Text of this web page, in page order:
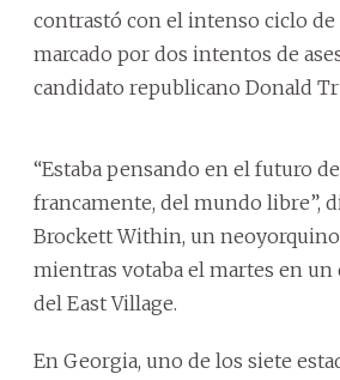
contrastó con el intenso ciclo de
marcado por dos intentos de
candidato republicano Donald
“Estaba pensando en el futuro
francamente, del mundo libre”,
Brockett Within, un neoyorquino
mientras votaba el martes en
del East Village.
En Georgia, uno de los siete